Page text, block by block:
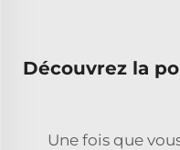
Découvrez la
Une fois que